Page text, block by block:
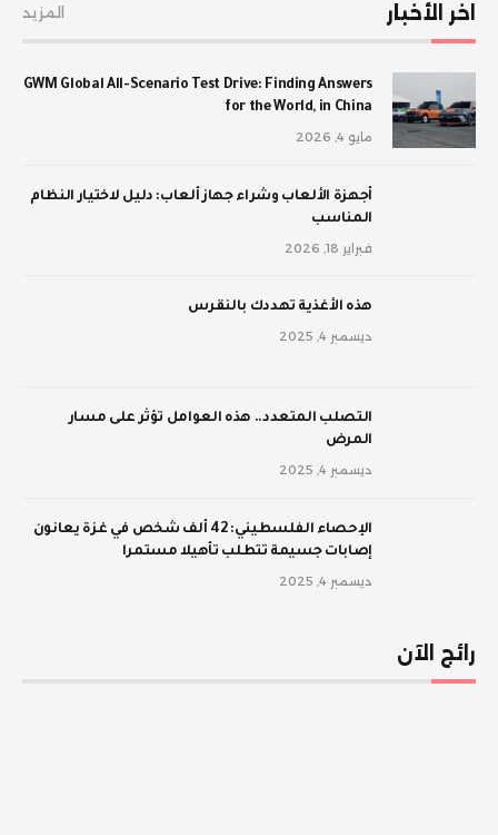
اخر الأخبار المزيد
GWM Global All-Scenario Test Drive: Finding Answers
for the World, in China
مايو 4, 2026
أجهزة الألعاب وشراء جهاز ألعاب: دليل لاختيار النظام
المناسب
فبراير 18, 2026
‫هذه الأغذية تهددك بالنقرس
ديسمبر 4, 2025
‫التصلب المتعدد.. هذه العوامل تؤثر على مسار
المرض
ديسمبر 4, 2025
الإحصاء الفلسطيني: 42 ألف شخص في غزة يعانون
إصابات جسيمة تتطلب تأهيلا مستمرا
ديسمبر 4, 2025
رائج الآن